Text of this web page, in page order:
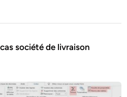
société de livraison